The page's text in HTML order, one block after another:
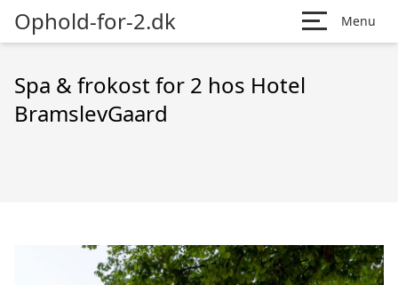
Ophold-for-2.dk Menu
Spa & frokost for 2 hos Hotel
BramslevGaard